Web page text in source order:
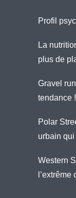
Profil
La
plus de
Gravel
tendance !
Polar
urbain
Western